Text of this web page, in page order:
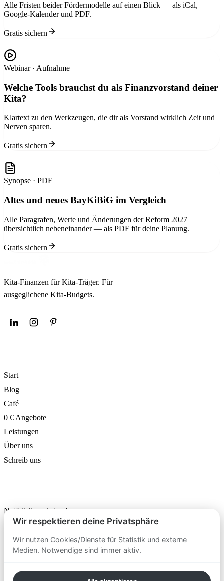
Alle Fristen beider Fördermodelle auf einen Blick — als iCal,
Google-Kalender und PDF.
Gratis sichern
Webinar · Aufnahme
Welche Tools brauchst du als Finanzvorstand deiner
Kita?
Klartext zu den Werkzeugen, die dir als Vorstand wirklich Zeit und
Nerven sparen.
Gratis sichern
Synopse · PDF
Altes und neues BayKiBiG im Vergleich
Alle Paragrafen, Werte und Änderungen der Reform 2027
übersichtlich nebeneinander — als PDF für deine Planung.
Gratis sichern
Kita-Finanzen für Kita-Träger. Für
ausgeglichene Kita-Budgets.
Start
Blog
Café
0 € Angebote
Leistungen
Über uns
Schreib uns
Notfall-Sprechstunde
Marketing-Sprechstunde
Sparring-Partnerprogramm
VIP-Programm
Wir respektieren deine Privatsphäre
Wir nutzen Cookies/Dienste für Statistik und externe
Medien. Notwendige sind immer aktiv.